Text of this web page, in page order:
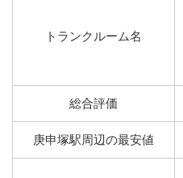
トランクルーム名
総合評価
庚申塚駅周辺の最安値